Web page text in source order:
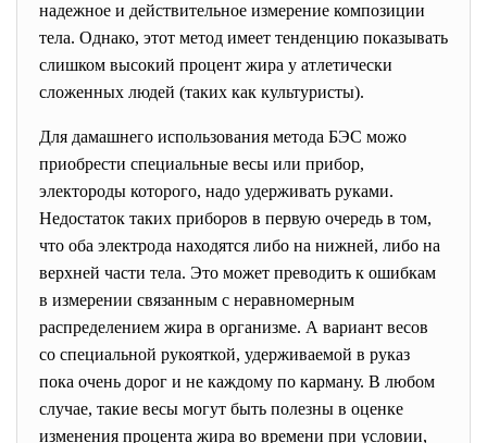
надежное и действительное измерение композиции
тела. Однако, этот метод имеет тенденцию показывать
слишком высокий процент жира у атлетически
сложенных людей (таких как культуристы).
Для дамашнего использования метода БЭС можо
приобрести специальные весы или прибор,
электороды которого, надо удерживать руками.
Недостаток таких приборов в первую очередь в том,
что оба электрода находятся либо на нижней, либо на
верхней части тела. Это может преводить к ошибкам
в измерении связанным с неравномерным
распределением жира в организме. А вариант весов
со специальной рукояткой, удерживаемой в руказ
пока очень дорог и не каждому по карману. В любом
случае, такие весы могут быть полезны в оценке
изменения процента жира во времени при условии,